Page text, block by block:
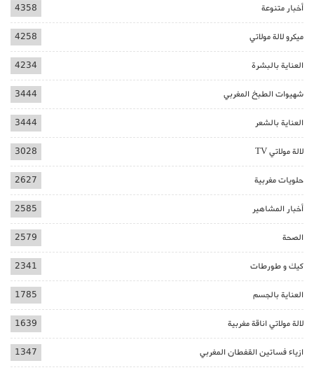
أخبار متنوعة 4358
ميكرو لالة مولاتي 4258
العناية بالبشرة 4234
شهيوات الطبخ المغربي 3444
العناية بالشعر 3444
لالة مولاتي TV 3028
حلويات مغربية 2627
أخبار المشاهير 2585
الصحة 2579
كيك و طورطات 2341
العناية بالجسم 1785
لالة مولاتي اناقة مغربية 1639
ازياء فساتين القفطان المغربي 1347